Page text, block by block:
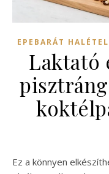
EPEBARÁT
Laktató
Ez a könnyen elkészíthető csirkés-zöldséges quinoa recept